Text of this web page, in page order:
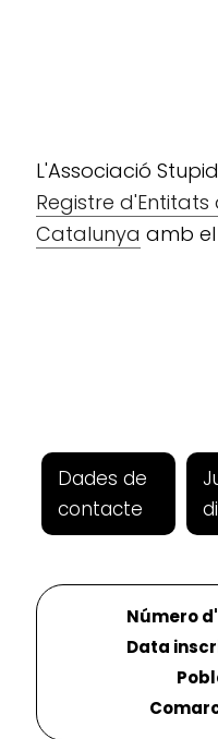
L'Associació
Registre
Catalunya amb el
Dades de
contacte
Número
Data